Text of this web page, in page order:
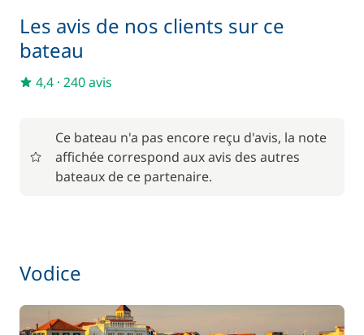
Paddle 100,00 €
Rachat de Franchise
Les avis de nos clients sur ce
bateau
4,4 · 240 avis
Ce bateau n'a pas encore reçu d'avis, la note
affichée correspond aux avis des autres
bateaux de ce partenaire.
Vodice